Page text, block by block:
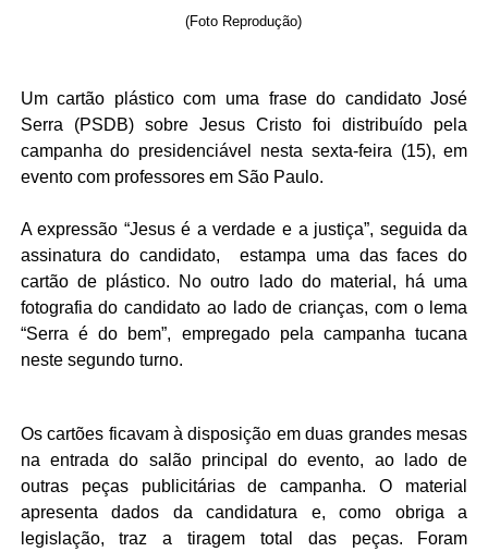
(Foto Reprodução)
Um cartão plástico com uma frase do candidato José
Serra (PSDB) sobre Jesus Cristo foi distribuído pela
campanha do presidenciável nesta sexta-feira (15), em
evento com professores em São Paulo.
A expressão “Jesus é a verdade e a justiça”, seguida da
assinatura do candidato, estampa uma das faces do
cartão de plástico. No outro lado do material, há uma
fotografia do candidato ao lado de crianças, com o lema
“Serra é do bem”, empregado pela campanha tucana
neste segundo turno.
Os cartões ficavam à disposição em duas grandes mesas
na entrada do salão principal do evento, ao lado de
outras peças publicitárias de campanha. O material
apresenta dados da candidatura e, como obriga a
legislação, traz a tiragem total das peças. Foram